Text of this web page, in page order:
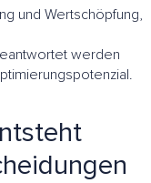
und Wertschöpfung,
werden